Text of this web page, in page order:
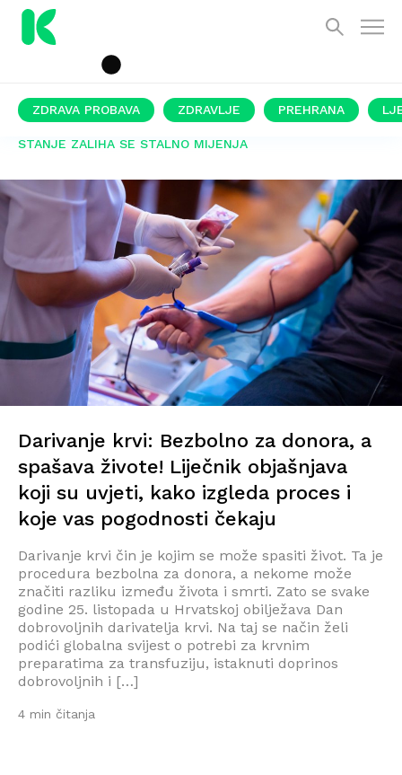
ZDRAVA PROBAVA ZDRAVLJE PREHRANA
STANJE ZALIHA SE STALNO MIJENJA
Darivanje krvi: Bezbolno za donora, a
spašava živote! Liječnik objašnjava
koji su uvjeti, kako izgleda proces i
koje vas pogodnosti čekaju
Darivanje krvi čin je kojim se može spasiti život. Ta je
procedura bezbolna za donora, a nekome može
značiti razliku između života i smrti. Zato se svake
godine 25. listopada u Hrvatskoj obilježava Dan
dobrovoljnih darivatelja krvi. Na taj se način želi
podići globalna svijest o potrebi za krvnim
preparatima za transfuziju, istaknuti doprinos
dobrovoljnih i […]
4 min čitanja